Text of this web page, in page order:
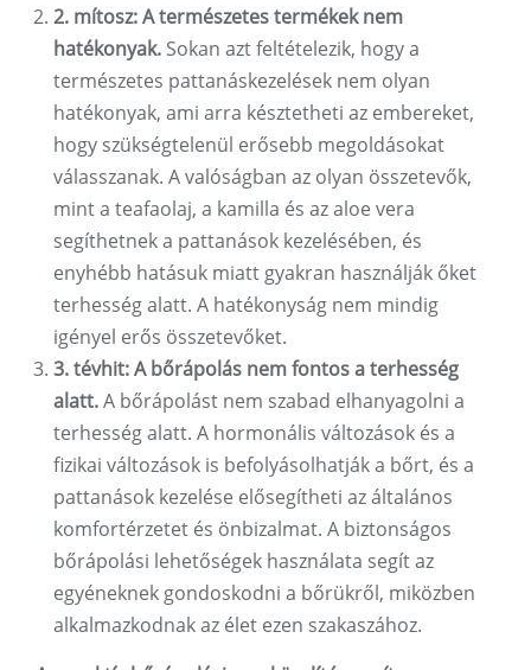
2. mítosz: A természetes termékek nem
hatékonyak. Sokan azt feltételezik, hogy a
természetes pattanáskezelések nem olyan
hatékonyak, ami arra késztetheti az embereket,
hogy szükségtelenül erősebb megoldásokat
válasszanak. A valóságban az olyan összetevők,
mint a teafaolaj, a kamilla és az aloe vera
segíthetnek a pattanások kezelésében, és
enyhébb hatásuk miatt gyakran használják őket
terhesség alatt. A hatékonyság nem mindig
igényel erős összetevőket.
3. tévhit: A bőrápolás nem fontos a terhesség
alatt.A bőrápolást nem szabad elhanyagolni a
terhesség alatt. A hormonális változások és a
fizikai változások is befolyásolhatják a bőrt, és a
pattanások kezelése elősegítheti az általános
komfortérzetet és önbizalmat. A biztonságos
bőrápolási lehetőségek használata segít az
egyéneknek gondoskodni a bőrükről, miközben
alkalmazkodnak az élet ezen szakaszához.